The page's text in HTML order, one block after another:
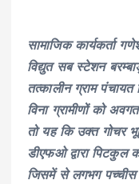
सामाजिक कार्यकर्ता
विद्युत सब स्टेशन
तत्कालीन ग्राम पंचायत
विना ग्रामीणों को
तो यह कि उक्त गोचर
डीएफओ द्वारा पिटकुल
जिसमें से लगभग